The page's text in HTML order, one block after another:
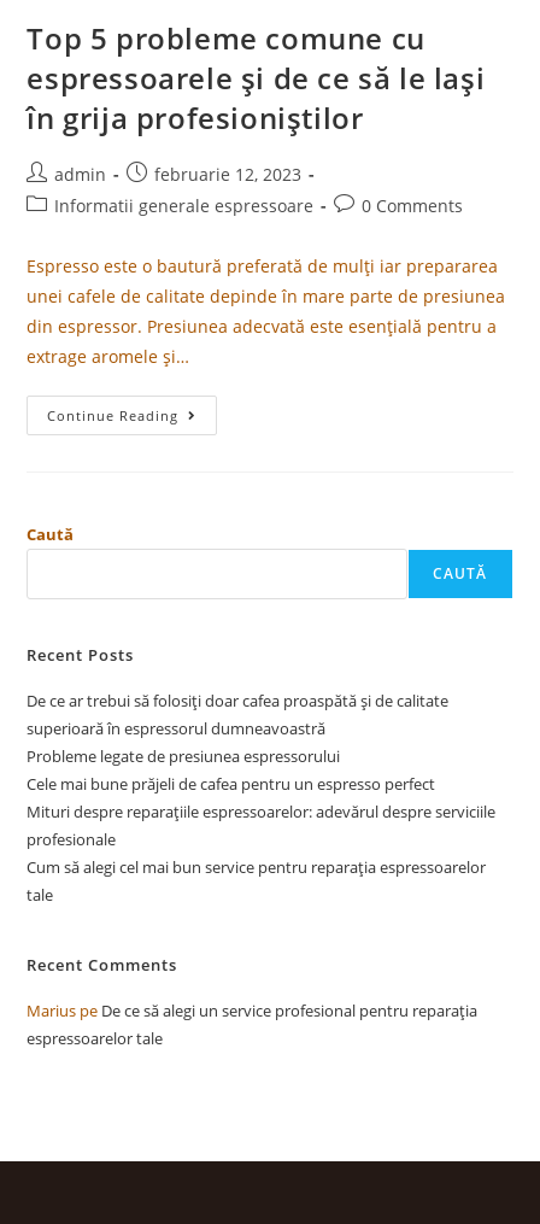
Top 5 probleme comune cu
espressoarele și de ce să le lași
în grija profesioniștilor
admin
februarie 12, 2023
Informatii generale espressoare
0 Comments
Espresso este o bautură preferată de mulți iar prepararea
unei cafele de calitate depinde în mare parte de presiunea
din espressor. Presiunea adecvată este esențială pentru a
extrage aromele și…
Continue Reading
Caută
CAUTĂ
Recent Posts
De ce ar trebui să folosiți doar cafea proaspătă și de calitate
superioară în espressorul dumneavoastră
Probleme legate de presiunea espressorului
Cele mai bune prăjeli de cafea pentru un espresso perfect
Mituri despre reparațiile espressoarelor: adevărul despre serviciile
profesionale
Cum să alegi cel mai bun service pentru reparația espressoarelor
tale
Recent Comments
Marius pe De ce să alegi un service profesional pentru reparația
espressoarelor tale